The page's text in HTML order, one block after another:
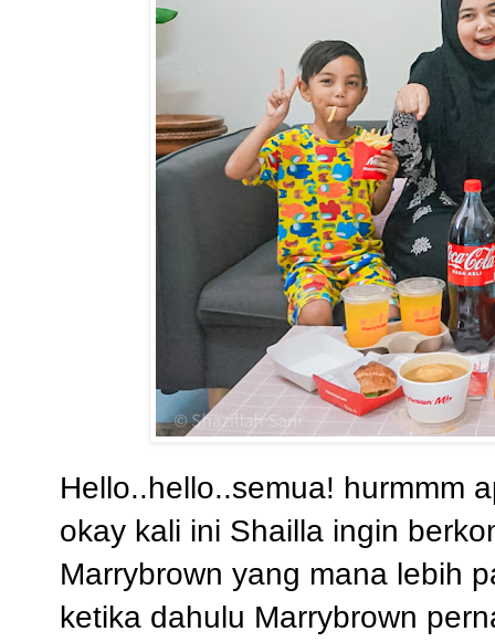
Hello..hello..semua! hurmmm
okay kali ini Shailla ingin
Marrybrown yang mana lebih
ketika dahulu Marrybrown